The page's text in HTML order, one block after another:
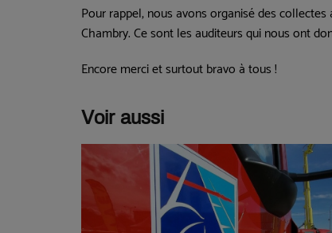
Pour rappel, nous avons organisé des
Chambry. Ce sont les auditeurs qui nous ont
Encore merci et surtout bravo à tous !
Voir aussi